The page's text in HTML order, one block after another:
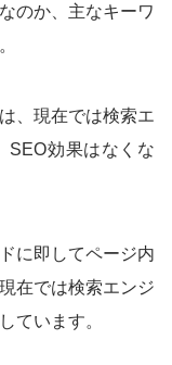
のか、主なキーワ
、現在では検索エ
SEO効果はなくな
に即してページ内
在では検索エンジ
ています。